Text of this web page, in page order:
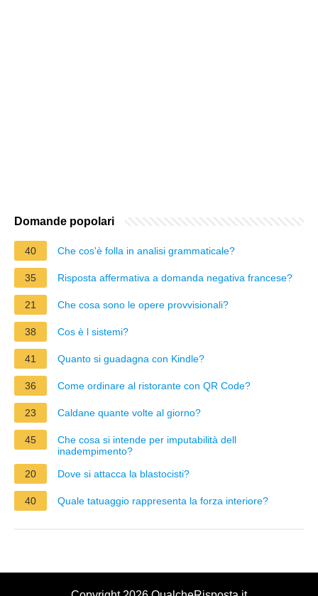
Domande popolari
40 Che cos'è folla in analisi grammaticale?
35 Risposta affermativa a domanda negativa francese?
21 Che cosa sono le opere provvisionali?
38 Cos è l sistemi?
41 Quanto si guadagna con Kindle?
36 Come ordinare al ristorante con QR Code?
23 Caldane quante volte al giorno?
45
Che cosa si intende per imputabilità dell
inadempimento?
20
Dove si attacca la blastocisti?
40 Quale tatuaggio rappresenta la forza interiore?